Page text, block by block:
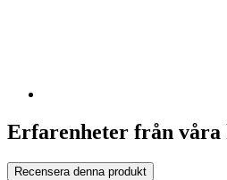
Erfarenheter från våra
Recensera denna produkt